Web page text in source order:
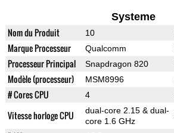
Systeme
Nom du Produit 10
Marque Processeur Qualcomm
Processeur Principal Snapdragon 820
Modèle (processeur) MSM8996
# Cores CPU 4
Vitesse horloge CPU
dual-core 2.15 & dual-
core 1.6 GHz